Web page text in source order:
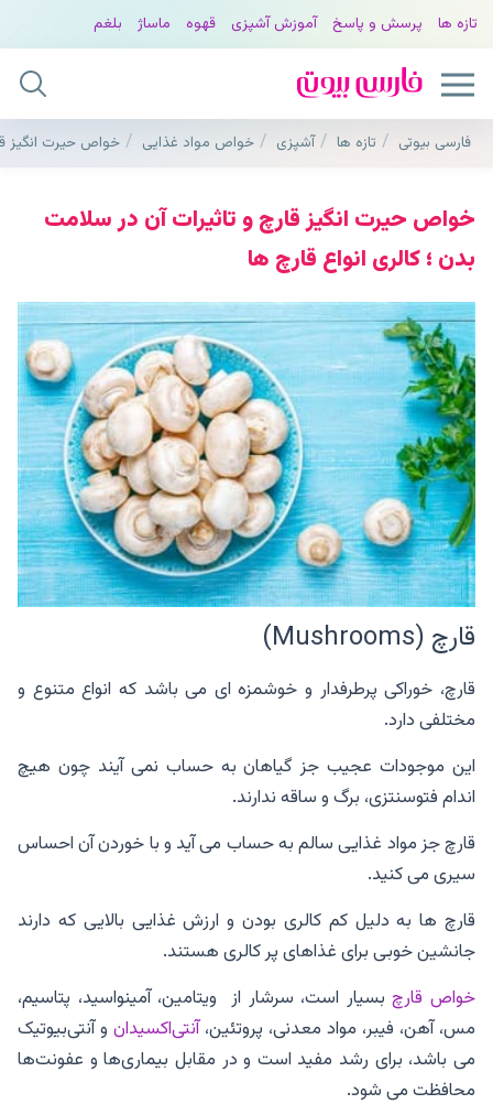
تازه ها پرسش و پاسخ آموزش آشپزی قهوه ماساژ بلغم
فارسی بیوتی تازه ها آشپزی خواص مواد غذایی خواص حیرت انگیز
خواص حیرت انگیز قارچ و تاثیرات آن در سلامت
بدن ؛ کالری انواع قارچ ها
قارچ (Mushrooms)
قارچ، خوراکی پرطرفدار و خوشمزه ای می باشد که انواع متنوع و
مختلفی دارد.
این موجودات عجیب جز گیاهان به حساب نمی آیند چون هیچ
اندام فتوسنتزی، برگ و ساقه ندارند.
قارچ جز مواد غذایی سالم به حساب می آید و با خوردن آن احساس
سیری می کنید.
قارچ ها به دلیل کم کالری بودن و ارزش غذایی بالایی که دارند
جانشین خوبی برای غذاهای پر کالری هستند.
خواص قارچبسیار است، سرشار از ویتامین، آمینواسید، پتاسیم،
مس، آهن، فیبر، مواد معدنی، پروتئین،آنتی‌اکسیدان و آنتی‌بیوتیک
می باشد، برای رشد مفید است و در مقابل بیماری‌ها و عفونت‌ها
محافظت می شود.